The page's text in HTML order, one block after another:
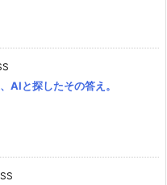
AIと探したその答え。